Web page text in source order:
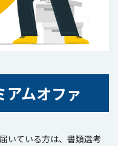
いている方は、書類選考